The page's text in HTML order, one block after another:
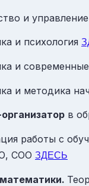
и
и психология
и
и методика
в
работы с
СОО ЗДЕСЬ